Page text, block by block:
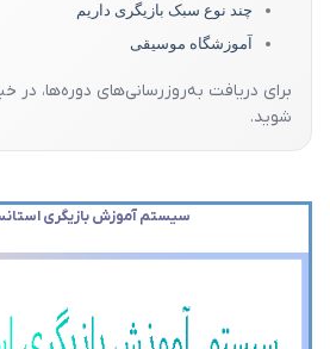
چند نوع سبک بازیگری داریم
آموزشگاه موسیقی
برای دریافت به‌روزرسانی‌های دوره‌ها، در
شوید.
سیستم آموزش بازیگری